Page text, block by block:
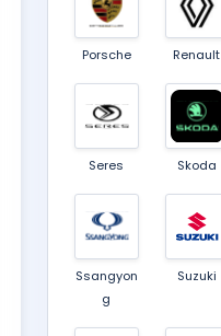
Porsche Renault
Seres Skoda
Ssangyon
g
Suzuki